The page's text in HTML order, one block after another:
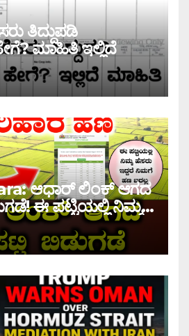
ತಿದ್ದುಪಡಿ
ಮಾಹಿತಿ ಇಲ್ಲಿದೆ
ಆಧಾರ್ ಲಿಂಕ್ ಆಗದ
ಈ ಪಟ್ಟಿಯಲ್ಲಿ ನಿಮ್ಮ
ಹಣ ಜಮಾ ಆಗಲ್ಲ !